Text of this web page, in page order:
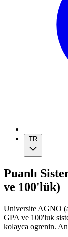
TR
Puanlı
ve 100'lük)
Universite AGNO
GPA ve 100'luk
kolayca ogrenin.